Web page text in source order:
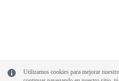
Utilizamos cookies para mejorar